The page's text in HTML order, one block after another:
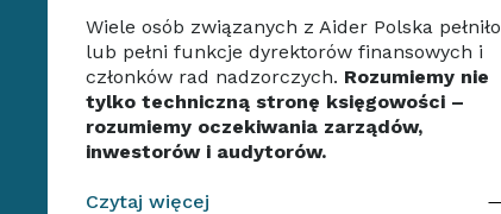
Wiele osób związanych z Aider Polska pełniło
lub pełni funkcje dyrektorów finansowych i
członków rad nadzorczych. Rozumiemy nie
tylko techniczną stronę księgowości –
rozumiemy oczekiwania zarządów,
inwestorów i audytorów.
Czytaj więcej